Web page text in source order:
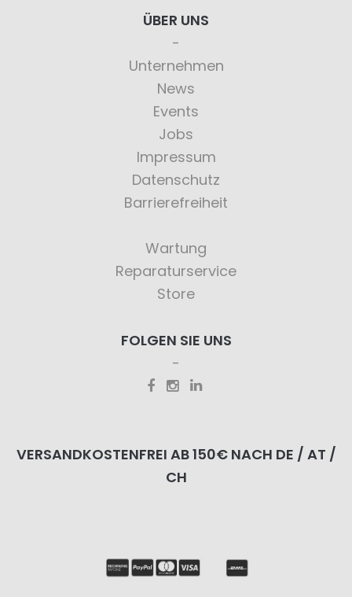
ÜBER UNS
Unternehmen
News
Events
Jobs
Impressum
Datenschutz
Barrierefreiheit
Wartung
Reparaturservice
Store
FOLGEN SIE UNS
VERSANDKOSTENFREI AB 150€ NACH DE / AT /
CH